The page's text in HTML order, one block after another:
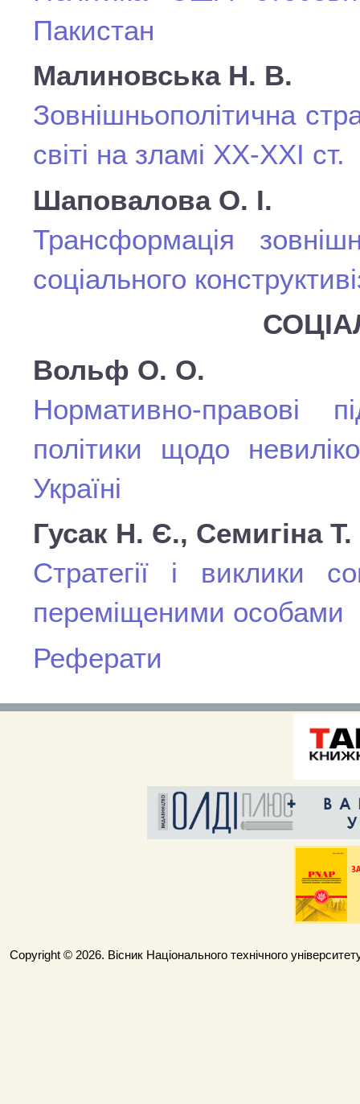
Пакистан
Малиновська Н. В.
Зовнішньополітична
світі на зламі ХХ-ХХІ ст.
Шаповалова О. І.
Трансформація
соціального
Вольф О. О.
Нормативно-правові
політики щодо
Україні
Гусак Н. Є., Семигіна
Стратегії і виклики
переміщеними особами
Реферати
Copyright © 2026. Вісник Національного технічного